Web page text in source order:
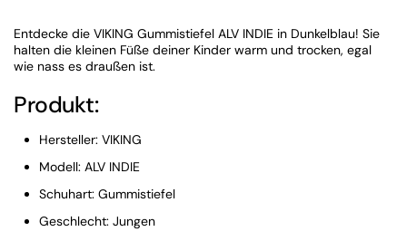
Entdecke die VIKING Gummistiefel ALV INDIE in Dunkelblau! Sie
halten die kleinen Füße deiner Kinder warm und trocken, egal
wie nass es draußen ist.
Produkt:
Hersteller: VIKING
Modell: ALV INDIE
Schuhart: Gummistiefel
Geschlecht: Jungen